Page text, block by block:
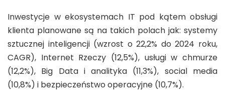
Inwestycje w ekosystemach IT pod kątem obsługi
klienta planowane są na takich polach jak: systemy
sztucznej inteligencji (wzrost o 22,2% do 2024 roku,
CAGR), Internet Rzeczy (12,5%), usługi w chmurze
(12,2%), Big Data i analityka (11,3%), social media
(10,8%) i bezpieczeństwo operacyjne (10,7%).